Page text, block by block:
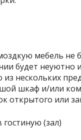
мебель
будет неуютно
из нескольких
шкаф и/или
открытого или